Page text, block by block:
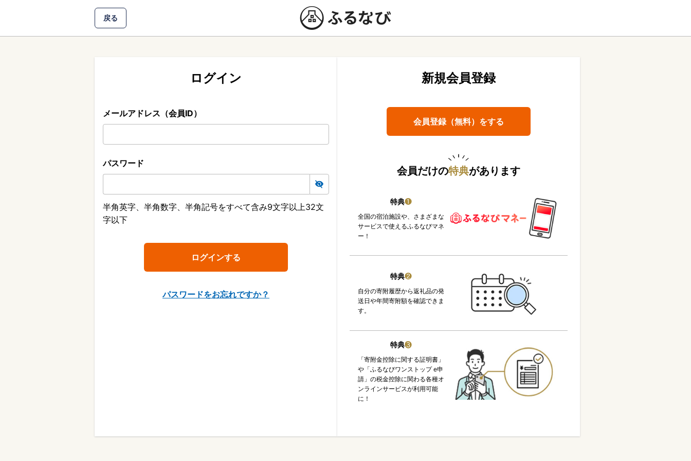
戻る
ログイン
メールアドレス（会員ID）
パスワード
半角英字、半角数字、半角記号をすべて含み9文字以上32文
字以下
パスワードをお忘れですか？
新規会員登録
会員登録（無料）をする
会員だけの特典があります
特典❶
全国の宿泊施設や、さまざまな
サービスで使えるふるなびマネ
ー！
特典❷
自分の寄附履歴から返礼品の発
送日や年間寄附額を確認できま
す。
特典❸
「寄附金控除に関する証明書」
や「ふるなびワンストップ e申
請」の税金控除に関わる各種オ
ンラインサービスが利用可能
に！